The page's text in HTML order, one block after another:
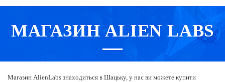
МАГАЗИН ALIEN LABS
Магазин AlienLabs знаходиться в Шацьку, у нас ви можете купити